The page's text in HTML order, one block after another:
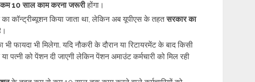
10 साल काम करना जरूरीहोंगा।
कॉन्‍ट्रीब्‍यूशन क‍िया जाता था, लेक‍िन अब यूपीएस के तहतसरकार का
भी फायदा भी म‍िलेगा. यद‍ि नौकरी के दौरान या र‍िटायरमेंट के बाद क‍िसी
या पत्‍नी को पेंशन दी जाएगी लेकिन पेंशन अमाउंट कर्मचारी को मिल रही